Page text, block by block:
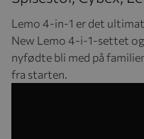
Lemo 4-in-1 er det
New Lemo 4-i-1-settet
nyfødte bli med på
fra starten.